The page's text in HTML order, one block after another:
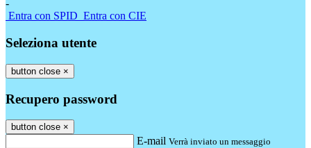
-
Entra con SPID Entra con CIE
Seleziona utente
button close ×
Recupero password
button close ×
E-mail Verrà inviato un messaggio